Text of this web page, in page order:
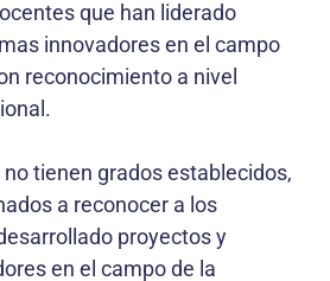
que han liderado
innovadores en el campo
reconocimiento a nivel
tienen grados establecidos,
a reconocer a los
proyectos y
en el campo de la